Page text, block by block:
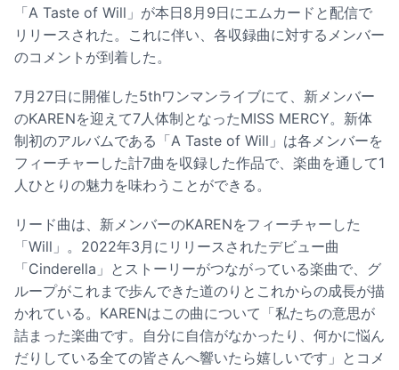
「A Taste of Will」が本日8月9日にエムカードと配信で
リリースされた。これに伴い、各収録曲に対するメンバー
のコメントが到着した。
7月27日に開催した5thワンマンライブにて、新メンバー
のKARENを迎えて7人体制となったMISS MERCY。新体
制初のアルバムである「A Taste of Will」は各メンバーを
フィーチャーした計7曲を収録した作品で、楽曲を通して1
人ひとりの魅力を味わうことができる。
リード曲は、新メンバーのKARENをフィーチャーした
「Will」。2022年3月にリリースされたデビュー曲
「Cinderella」とストーリーがつながっている楽曲で、グ
ループがこれまで歩んできた道のりとこれからの成長が描
かれている。KARENはこの曲について「私たちの意思が
詰まった楽曲です。自分に自信がなかったり、何かに悩ん
だりしている全ての皆さんへ響いたら嬉しいです」とコメ